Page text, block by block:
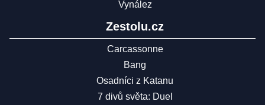
Vynález
Zestolu.cz
Carcassonne
Bang
Osadníci z Katanu
7 divů světa: Duel